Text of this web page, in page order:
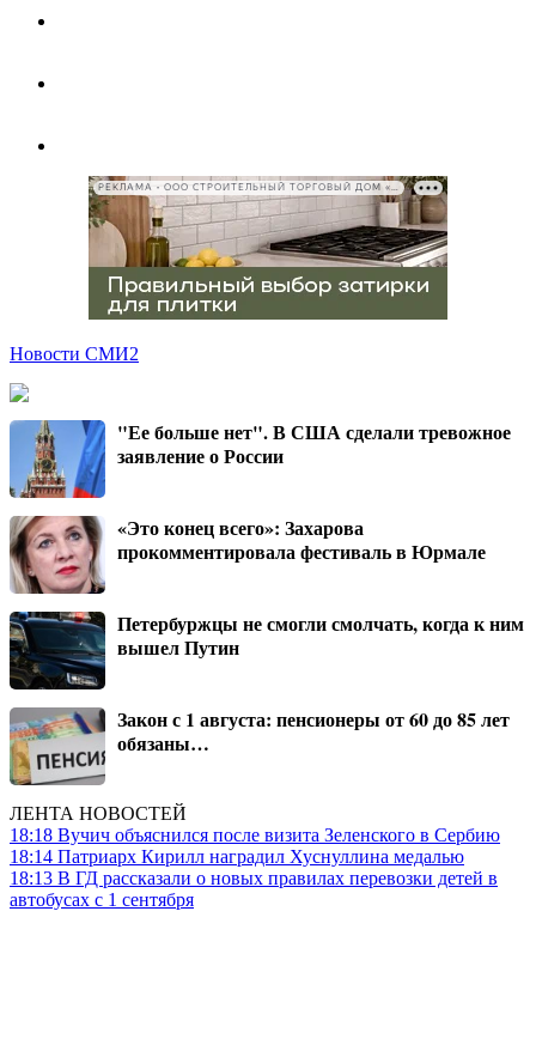
РЕКЛАМА • ООО СТРОИТЕЛЬНЫЙ ТОРГОВЫЙ ДОМ «ПЕТРОВИЧ», ИНН 7802348846
Новости СМИ2
"Ее больше нет". В США сделали тревожное
заявление о России
«Это конец всего»: Захарова
прокомментировала фестиваль в Юрмале
Петербуржцы не смогли смолчать, когда к ним
вышел Путин
Закон с 1 августа: пенсионеры от 60 до 85 лет
обязаны…
ЛЕНТА НОВОСТЕЙ
18:18 Вучич объяснился после визита Зеленского в Сербию
18:14 Патриарх Кирилл наградил Хуснуллина медалью
18:13 В ГД рассказали о новых правилах перевозки детей в
автобусах с 1 сентября